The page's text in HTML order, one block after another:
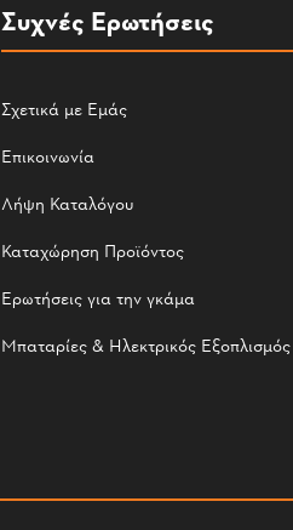
Συχνές Ερωτήσεις
Σχετικά με Εμάς
Επικοινωνία
Λήψη Καταλόγου
Καταχώρηση Προϊόντος
Ερωτήσεις για την γκάμα
Μπαταρίες & Ηλεκτρικός Εξοπλισμός